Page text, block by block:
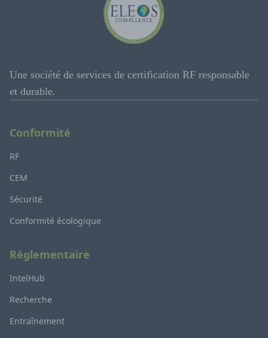
Une société de services de certification RF responsable
et durable.
Conformité
RF
CEM
Sécurité
Conformité écologique
Réglementaire
IntelHub
Recherche
Entraînement